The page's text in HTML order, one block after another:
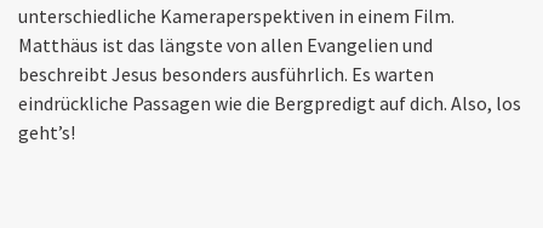
unterschiedliche Kameraperspektiven in einem Film.
Matthäus ist das längste von allen Evangelien und
beschreibt Jesus besonders ausführlich. Es warten
eindrückliche Passagen wie die Bergpredigt auf dich. Also, los
geht’s!